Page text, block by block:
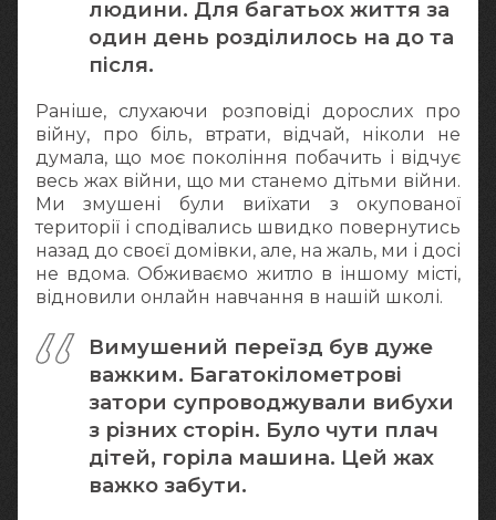
людини. Для багатьох життя за
один день розділилось на до та
після.
Раніше, слухаючи розповіді дорослих про
війну, про біль, втрати, відчай, ніколи не
думала, що моє покоління побачить і відчує
весь жах війни, що ми станемо дітьми війни.
Ми змушені були виїхати з окупованої
території і сподівались швидко повернутись
назад до своєї домівки, але, на жаль, ми і досі
не вдома. Обживаємо житло в іншому місті,
відновили онлайн навчання в нашій школі.
Вимушений переїзд був дуже
важким. Багатокілометрові
затори супроводжували вибухи
з різних сторін. Було чути плач
дітей, горіла машина. Цей жах
важко забути.